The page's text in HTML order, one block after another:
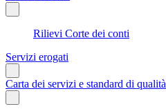
Rilievi Corte dei conti
Servizi erogati
Carta dei servizi e standard di qualità